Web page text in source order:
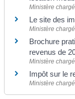
Ministère
Le site des
Ministère
Brochure
revenus de
Ministère
Impôt sur le
Ministère